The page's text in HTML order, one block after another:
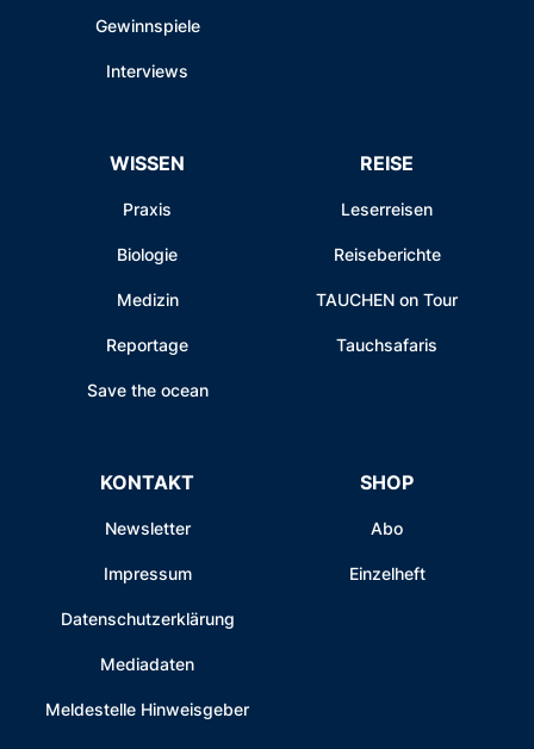
Gewinnspiele
Interviews
WISSEN
Praxis
Biologie
Medizin
Reportage
Save the ocean
REISE
Leserreisen
Reiseberichte
TAUCHEN on Tour
Tauchsafaris
KONTAKT
Newsletter
Impressum
Datenschutzerklärung
Mediadaten
Meldestelle Hinweisgeber
SHOP
Abo
Einzelheft